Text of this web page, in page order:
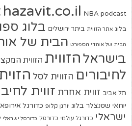
hazavit.co.il NBA podcast
בלוג אתר הזווית ביתר ירושלים בלוג
הבית של אוהדי הספורט הבית של
בישראל הזווית הזווית
לחיבורים הזווית לסל
תל אביב זווית אחרת זווית
יוחאי שטנצלר בלוג יורגן קלופ כדורגל
ישראלי כדורגל עולמי כדורסל כדורסל ישראלי